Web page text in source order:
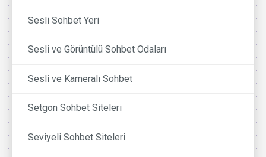
Sesli Sohbet Yeri
Sesli ve Görüntülü Sohbet Odaları
Sesli ve Kameralı Sohbet
Setgon Sohbet Siteleri
Seviyeli Sohbet Siteleri